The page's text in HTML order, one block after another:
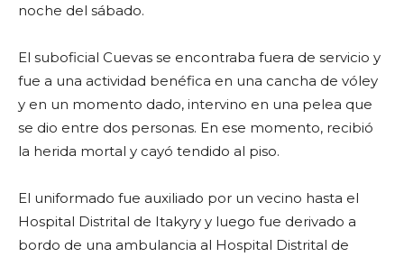
noche del sábado.
El suboficial Cuevas se encontraba fuera de servicio y
fue a una actividad benéfica en una cancha de vóley
y en un momento dado, intervino en una pelea que
se dio entre dos personas. En ese momento, recibió
la herida mortal y cayó tendido al piso.
El uniformado fue auxiliado por un vecino hasta el
Hospital Distrital de Itakyry y luego fue derivado a
bordo de una ambulancia al Hospital Distrital de